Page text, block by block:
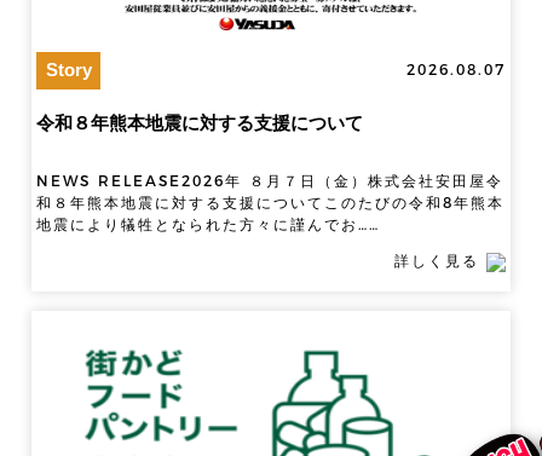
お問い合わせ
Story 2026.08.07
令和８年熊本地震に対する支援について
NEWS RELEASE2026年 ８月７日（金）株式会社安田屋令
和８年熊本地震に対する支援についてこのたびの令和8年熊本
地震により犠牲となられた方々に謹んでお……
詳しく見る